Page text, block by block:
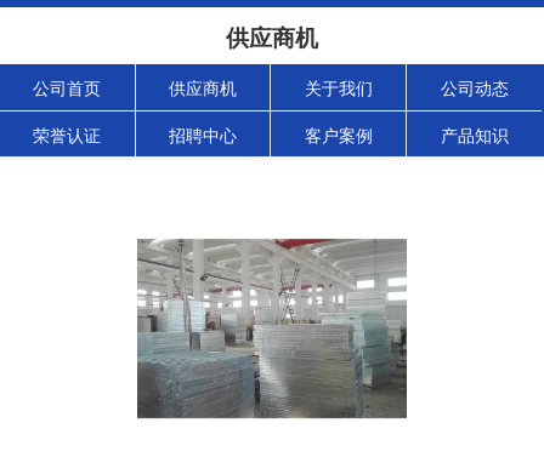
供应商机
公司首页 供应商机 关于我们 公司动态
荣誉认证 招聘中心 客户案例 产品知识